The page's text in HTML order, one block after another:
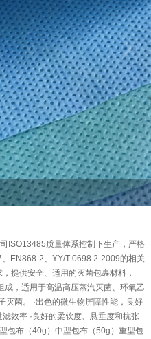
ISO13485质量体系控制下生产，严格
EN868-2、YY/T 0698.2-2009的相关
提供安全、适用的灭菌包裹材料，
，适用于高温高压蒸汽灭菌、环氧乙
灭菌。 ·出色的微生物屏障性能，良好
效率 ·良好的柔软度、悬垂度和抗张
包布（40g）中型包布（50g）重型包